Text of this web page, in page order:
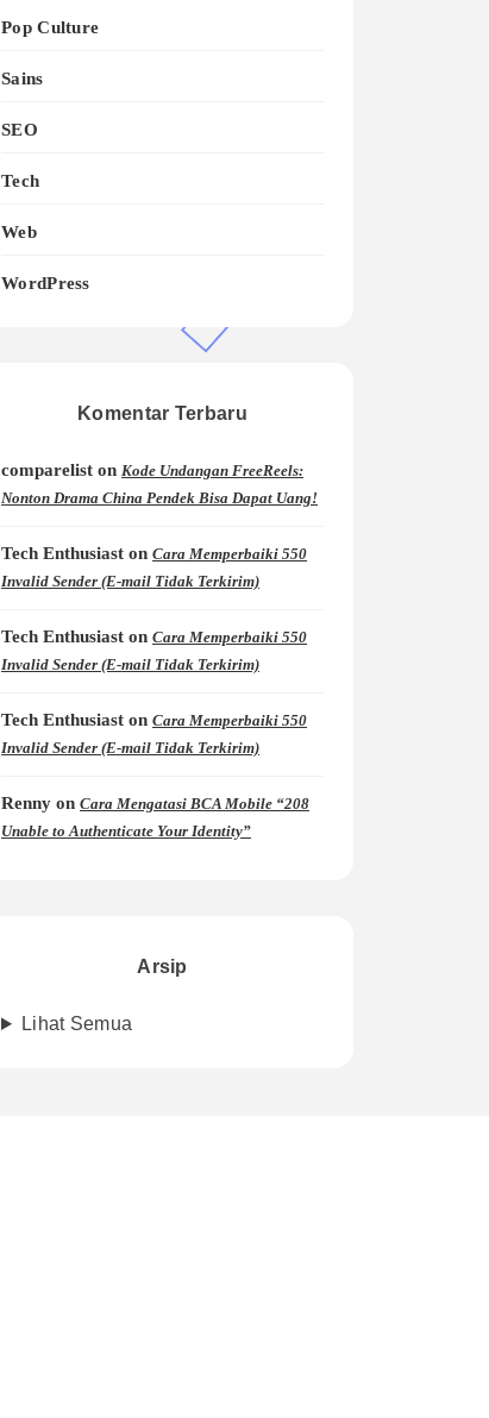
Pop Culture
Sains
SEO
Tech
Web
WordPress
Komentar Terbaru
comparelist on Kode Undangan FreeReels:
Nonton Drama China Pendek Bisa Dapat Uang!
Tech Enthusiast onCara Memperbaiki 550
Invalid Sender (E-mail Tidak Terkirim)
Tech Enthusiast onCara Memperbaiki 550
Invalid Sender (E-mail Tidak Terkirim)
Tech Enthusiast onCara Memperbaiki 550
Invalid Sender (E-mail Tidak Terkirim)
Renny onCara Mengatasi BCA Mobile “208
Unable to Authenticate Your Identity”
Arsip
Lihat Semua